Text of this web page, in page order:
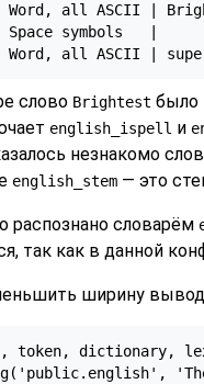
Word, all ASCII |
Space
all ASCII |
слово Brightest было
english_ispell и
незнакомо
english_stem — это
распознано словарём
так как в данной
ширину
token, dictionary,